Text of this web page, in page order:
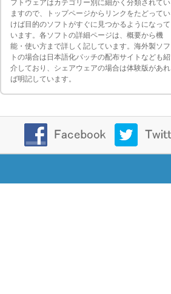
フトウェアはカテゴリー別に細かく分類されてい
ますので、トップページからリンクをたどってい
けば目的のソフトがすぐに見つかるようになって
います。各ソフトの詳細ページは、概要から機
能・使い方まで詳しく記しています。海外製ソフ
トの場合は日本語化パッチの配布サイトなども紹
介しており、シェアウェアの場合は体験版があれ
ば明記しています。